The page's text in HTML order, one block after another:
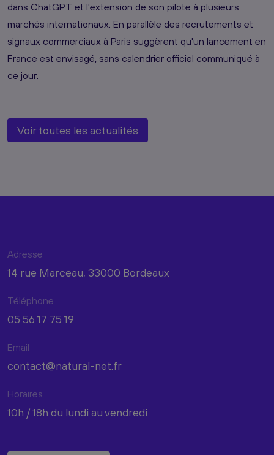
dans ChatGPT et l'extension de son pilote à plusieurs
marchés internationaux. En parallèle des recrutements et
signaux commerciaux à Paris suggèrent qu'un lancement en
France est envisagé, sans calendrier officiel communiqué à
ce jour.
Voir toutes les actualités
Adresse
14 rue Marceau, 33000 Bordeaux
Téléphone
05 56 17 75 19
Email
contact@natural-net.fr
Horaires
10h / 18h du lundi au vendredi